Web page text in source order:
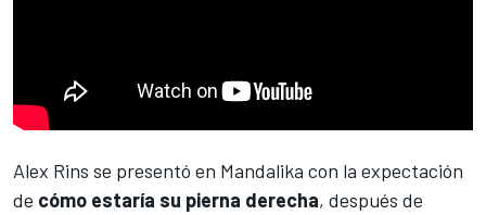
Alex Rins se presentó en Mandalika con la expectación
de cómo estaría su pierna derecha, después de